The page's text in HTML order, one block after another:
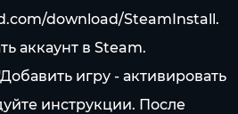
download/SteamInstall.
аккаунт в Steam.
игру - активировать
инструкции. После